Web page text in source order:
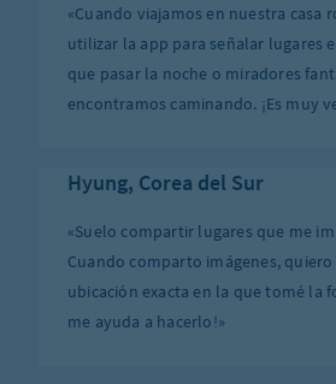
«Cuando viajamos en nuestra casa
utilizar la app para señalar lugares
que pasar la noche o miradores
encontramos caminando. ¡Es muy
Hyung, Corea del Sur
«Suelo compartir lugares que me
Cuando comparto imágenes,
ubicación exacta en la que tomé la
me ayuda a hacerlo!»